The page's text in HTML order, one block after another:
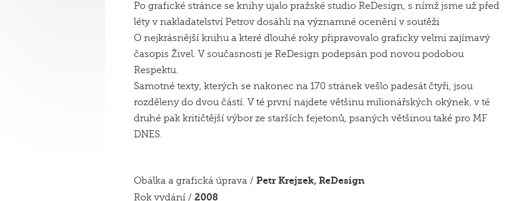
Po grafické stránce se knihy ujalo pražské studio ReDesign, s nímž jsme už před
léty v nakladatelství Petrov dosáhli na významné ocenění v soutěži
O nejkrásnější knihu a které dlouhé roky připravovalo graficky velmi zajímavý
časopis Živel. V současnosti je ReDesign podepsán pod novou podobou
Respektu.
Samotné texty, kterých se nakonec na 170 stránek vešlo padesát čtyři, jsou
rozděleny do dvou částí. V té první najdete většinu milionářských okýnek, v té
druhé pak kritičtější výbor ze starších fejetonů, psaných většinou také pro MF
DNES.
Obálka a grafická úprava / Petr Krejzek, ReDesign
Rok vydání / 2008